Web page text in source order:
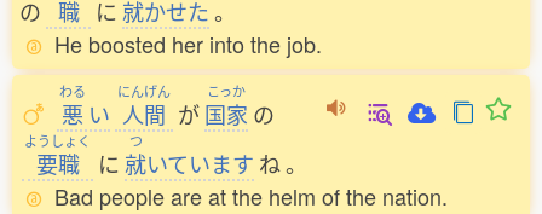
の 職 に就かせた。
He boosted her into the job.
わる
悪 い
にんげん
人間 が
こっか
国家 の
ようしょく
要職 に
つ
就いています ね。
Bad people are at the helm of the nation.